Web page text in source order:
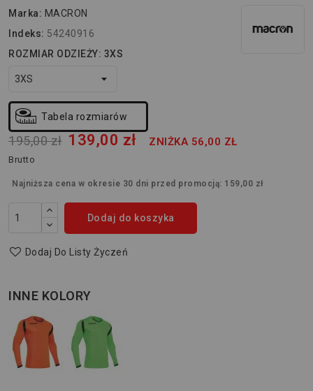
Marka: MACRON
Indeks: 54240916
ROZMIAR ODZIEŻY: 3XS
Tabela rozmiarów
195,00 zł 139,00 zł ZNIŻKA 56,00 ZŁ
Brutto
Najniższa cena w okresie 30 dni przed promocją: 159,00 zł
Dodaj do koszyka
Dodaj Do Listy Życzeń
INNE KOLORY